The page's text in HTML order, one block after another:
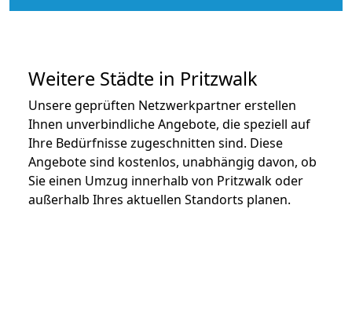
Weitere Städte in Pritzwalk
Unsere geprüften Netzwerkpartner erstellen
Ihnen unverbindliche Angebote, die speziell auf
Ihre Bedürfnisse zugeschnitten sind. Diese
Angebote sind kostenlos, unabhängig davon, ob
Sie einen Umzug innerhalb von Pritzwalk oder
außerhalb Ihres aktuellen Standorts planen.